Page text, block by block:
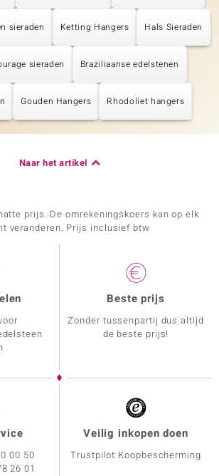
sieraden Ketting Hangers Hals Sieraden
sieraden Braziliaanse edelstenen
Gouden Hangers Rhodoliet hangers
Naar het artikel
prijs. De omrekeningskoers kan op elk
veranderen. Prijs inclusief btw
Beste prijs
Zonder tussenpartij dus altijd
de beste prijs!
00 50
26 01
Veilig inkopen doen
Trustpilot Koopbescherming